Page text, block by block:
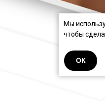
ОК
Мы
чтобы